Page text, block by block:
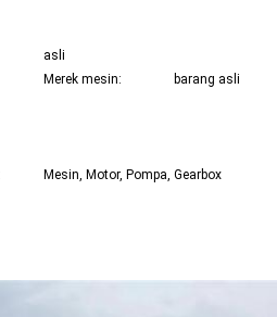
asli
Merek mesin:
barang asli
Mesin, Motor, Pompa, Gearbox